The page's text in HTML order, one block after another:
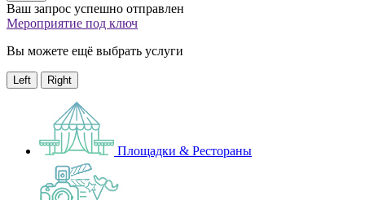
Ваш запрос успешно отправлен
Мероприятие под ключ
Вы можете ещё выбрать услуги
Left Right
Площадки & Рестораны